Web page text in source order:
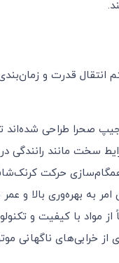
انتقال قدرت و
صحرا طراحی شده‌اند
سخت مانند
همگام‌سازی حرکت
به بهره‌وری بالا و
مواد با کیفیت و
از خرابی‌های